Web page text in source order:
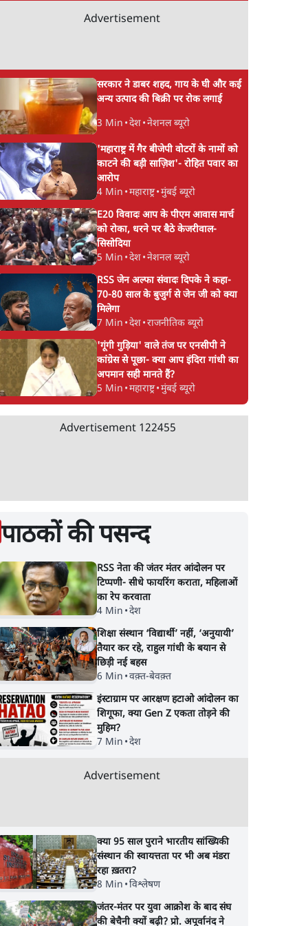
Advertisement
सरकार ने डाबर शहद, गाय के घी और कई
अन्य उत्पाद की बिक्री पर रोक लगाई
3 Min •देश•नेशनल ब्यूरो
'महाराष्ट्र में गैर बीजेपी वोटरों के नामों को
काटने की बड़ी साज़िश'- रोहित पवार का
आरोप
4 Min •महाराष्ट्र•मुंबई ब्यूरो
E20 विवादः आप के पीएम आवास मार्च
को रोका, धरने पर बैठे केजरीवाल-
सिसोदिया
5 Min •देश•नेशनल ब्यूरो
RSS जेन अल्फा संवादः दिपके ने कहा-
70-80 साल के बुजुर्ग से जेन जी को क्या
मिलेगा
7 Min •देश•राजनीतिक ब्यूरो
'गूंगी गुड़िया' वाले तंज पर एनसीपी ने
कांग्रेस से पूछा- क्या आप इंदिरा गांधी का
अपमान सही मानते हैं?
5 Min •महाराष्ट्र•मुंबई ब्यूरो
Advertisement 122455
पाठकों की पसन्द
RSS नेता की जंतर मंतर आंदोलन पर
टिप्पणी- सीधे फायरिंग कराता, महिलाओं
का रेप करवाता
4 Min •देश
शिक्षा संस्थान ‘विद्यार्थी’ नहीं, ‘अनुयायी’
तैयार कर रहे, राहुल गांधी के बयान से
छिड़ी नई बहस
6 Min •वक़्त-बेवक़्त
इंस्टाग्राम पर आरक्षण हटाओ आंदोलन का
शिगूफा, क्या Gen Z एकता तोड़ने की
मुहिम?
7 Min •देश
Advertisement
क्या 95 साल पुराने भारतीय सांख्यिकी
संस्थान की स्वायत्तता पर भी अब मंडरा
रहा ख़तरा?
8 Min •विश्लेषण
जंतर-मंतर पर युवा आक्रोश के बाद संघ
की बेचैनी क्यों बढ़ी? प्रो. अपूर्वानंद ने